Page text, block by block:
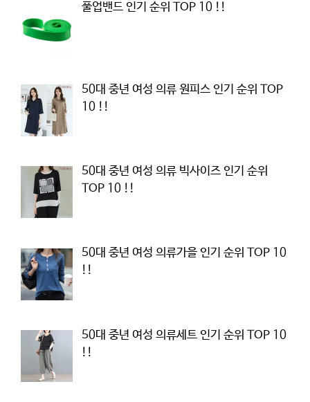
풀업밴드 인기 순위 TOP 10 !!
50대 중년 여성 의류 원피스 인기 순위 TOP
10 !!
50대 중년 여성 의류 빅사이즈 인기 순위
TOP 10 !!
50대 중년 여성 의류가을 인기 순위 TOP 10
!!
50대 중년 여성 의류세트 인기 순위 TOP 10
!!